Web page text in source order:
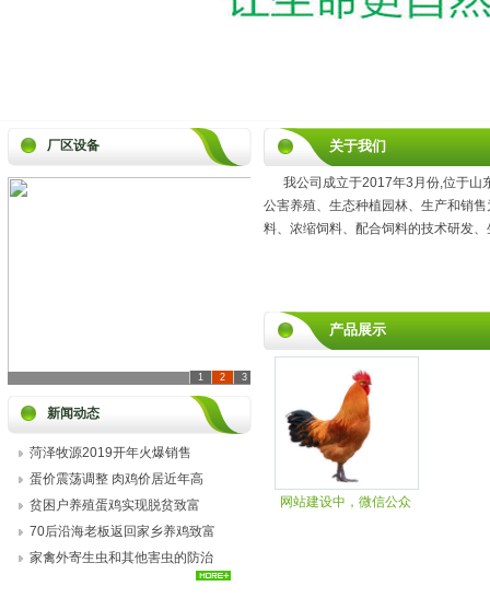
厂区设备
1 2 3
新闻动态
菏泽牧源2019开年火爆销售
蛋价震荡调整 肉鸡价居近年高
位
贫困户养殖蛋鸡实现脱贫致富
70后沿海老板返回家乡养鸡致富
家禽外寄生虫和其他害虫的防治
关于我们
我公司成立于2017年3月份,位于山
公害养殖、生态种植园林、生产和销
料、浓缩饲料、配合饲料的技术研发
产品展示
网站建设中，微信公众